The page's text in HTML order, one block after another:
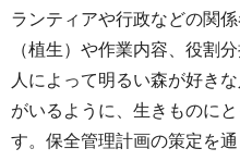
ランティアや行政などの関
（植生）や作業内容、役割
人によって明るい森が好き
がいるように、生きものに
す。保全管理計画の策定を